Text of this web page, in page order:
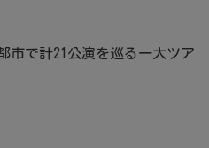
市で計21公演を巡る一大ツア